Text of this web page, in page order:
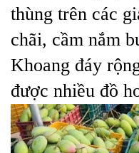
thùng trên các
chãi, cầm nắm
Khoang đáy
được nhiều đồ